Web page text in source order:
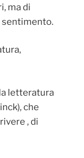
ma di
sentimento.
letteratura
che
, di